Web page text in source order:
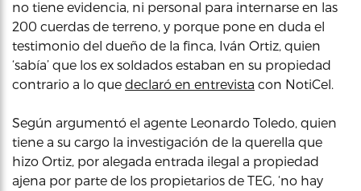
no tiene evidencia, ni personal para internarse en las
200 cuerdas de terreno, y porque pone en duda el
testimonio del dueño de la finca, Iván Ortiz, quien
‘sabía’ que los ex soldados estaban en su propiedad
contrario a lo que declaró en entrevista con NotiCel.
Según argumentó el agente Leonardo Toledo, quien
tiene a su cargo la investigación de la querella que
hizo Ortiz, por alegada entrada ilegal a propiedad
ajena por parte de los propietarios de TEG, ‘no hay